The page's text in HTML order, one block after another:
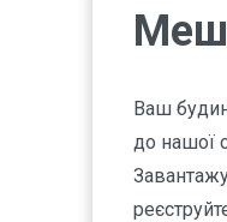
Ваш
до нашої